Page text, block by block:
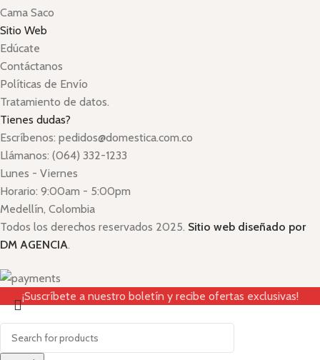
Cama Saco
Sitio Web
Edúcate
Contáctanos
Políticas de Envío
Tratamiento de datos.
Tienes dudas?
Escríbenos: pedidos@domestica.com.co
Llámanos: (064) 332-1233
Lunes - Viernes
Horario: 9:00am - 5:00pm
Medellín, Colombia
Todos los derechos reservados 2025. Sitio web diseñado por
DM AGENCIA.
¡Suscríbete a nuestro boletín y recibe ofertas exclusivas!